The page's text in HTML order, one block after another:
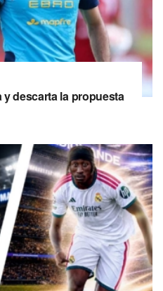
descarta la propuesta